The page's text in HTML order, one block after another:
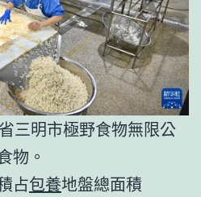
三明市極野食物無限公
物。
占包養地盤總面積